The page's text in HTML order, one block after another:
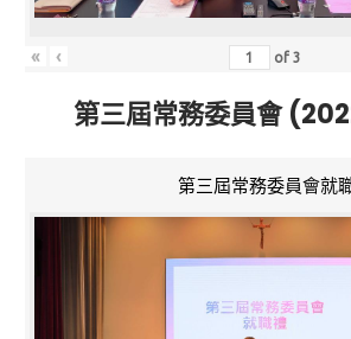
« ‹ of3
第三屆常務委員會
第三屆常務委員會就